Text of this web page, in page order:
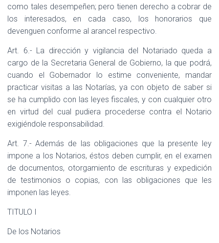
como tales desempeñen; pero tienen derecho a cobrar de
los interesados, en cada caso, los honorarios que
devenguen conforme al arancel respectivo.
Art. 6.- La dirección y vigilancia del Notariado queda a
cargo de la Secretaria General de Gobierno, la que podrá,
cuando el Gobernador lo estime conveniente, mandar
practicar visitas a las Notarías, ya con objeto de saber si
se ha cumplido con las leyes fiscales, y con cualquier otro
en virtud del cual pudiera procederse contra el Notario
exigiéndole responsabilidad.
Art. 7.- Además de las obligaciones que la presente ley
impone a los Notarios, éstos deben cumplir, en el examen
de documentos, otorgamiento de escrituras y expedición
de testimonios o copias, con las obligaciones que les
imponen las leyes.
TITULO I
De los Notarios